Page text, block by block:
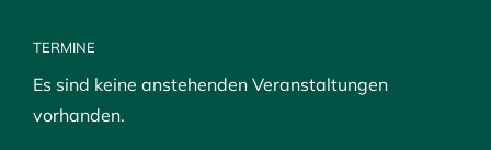
TERMINE
Es sind keine anstehenden Veranstaltungen
vorhanden.